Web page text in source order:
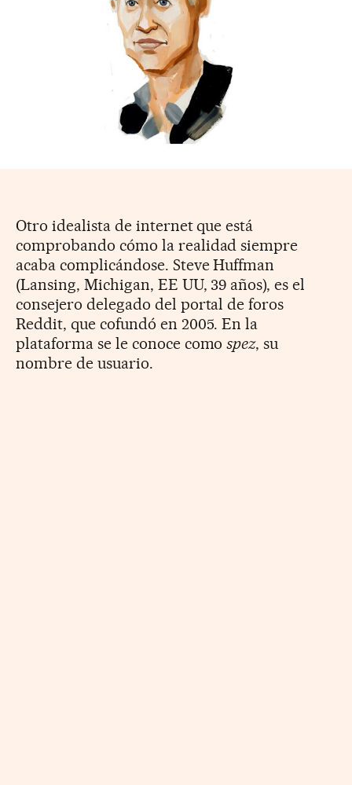
Otro idealista de internet que está
comprobando cómo la realidad siempre
acaba complicándose. Steve Huffman
(Lansing, Michigan, EE UU, 39 años), es el
consejero delegado del portal de foros
Reddit, que cofundó en 2005. En la
plataforma se le conoce comospez, su
nombre de usuario.